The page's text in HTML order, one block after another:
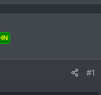
#1